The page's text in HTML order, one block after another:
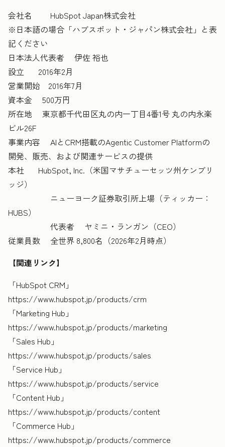
会社名 HubSpot Japan株式会社
※日本語の場合「ハブスポット・ジャパン株式会社」と表
記ください
日本法人代表者 伊佐 裕也
設立 2016年2月
営業開始 2016年7月
資本金 500万円
所在地 東京都千代田区丸の内一丁目4番1号 丸の内永楽
ビル26F
事業内容 AIとCRM搭載のAgentic Customer Platformの
開発、販売、および関連サービスの提供
本社 HubSpot, Inc.（米国マサチューセッツ州ケンブリ
ッジ）
ニューヨーク証券取引所上場（ティッカー：
HUBS）
代表者 ヤミニ・ランガン（CEO）
従業員数 全世界 8,800名（2026年2月時点）
【関連リンク】
「HubSpot CRM」
https://www.hubspot.jp/products/crm
「Marketing Hub」
https://www.hubspot.jp/products/marketing
「Sales Hub」
https://www.hubspot.jp/products/sales
「Service Hub」
https://www.hubspot.jp/products/service
「Content Hub」
https://www.hubspot.jp/products/content
「Commerce Hub」
https://www.hubspot.jp/products/commerce